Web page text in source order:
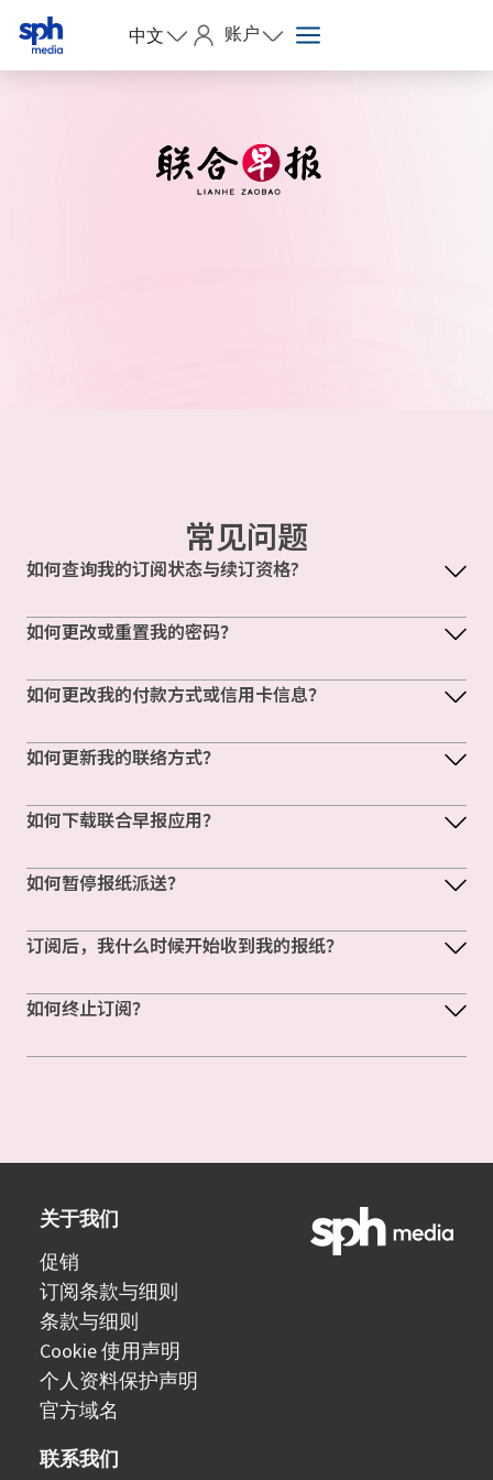
中文 账户
常见问题
如何查询我的订阅状态与续订资格?
如何更改或重置我的密码？
如何更改我的付款方式或信用卡信息？
如何更新我的联络方式？
如何下载联合早报应用？
如何暂停报纸派送？
订阅后，我什么时候开始收到我的报纸？
如何终止订阅？
关于我们
促销
订阅条款与细则
条款与细则
Cookie 使用声明
个人资料保护声明
官方域名
联系我们